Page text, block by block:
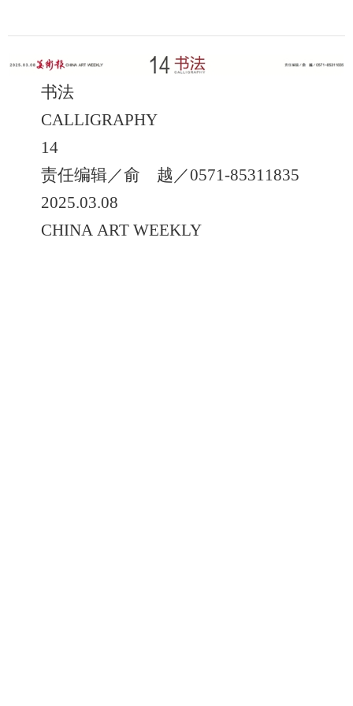
书法
CALLIGRAPHY
14
责任编辑／俞 越／0571-85311835
2025.03.08
CHINA ART WEEKLY